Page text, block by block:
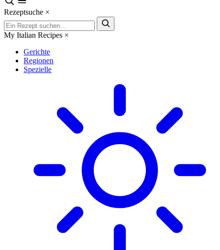
Rezeptsuche ×
My Italian Recipes ×
Gerichte
Regionen
Spezielle